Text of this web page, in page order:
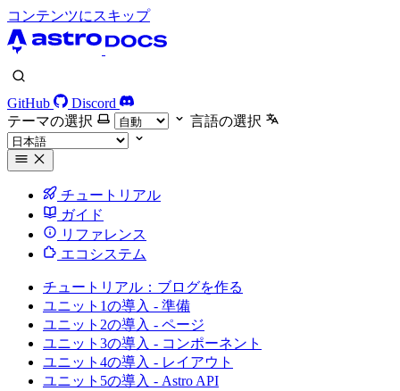
コンテンツにスキップ
GitHub
Discord
テーマの選択
言語の選択
チュートリアル
ガイド
リファレンス
エコシステム
チュートリアル：ブログを作る
ユニット1の導入 - 準備
ユニット2の導入 - ページ
ユニット3の導入 - コンポーネント
ユニット4の導入 - レイアウト
ユニット5の導入 - Astro API